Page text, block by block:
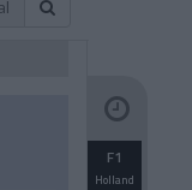
F1
Holland